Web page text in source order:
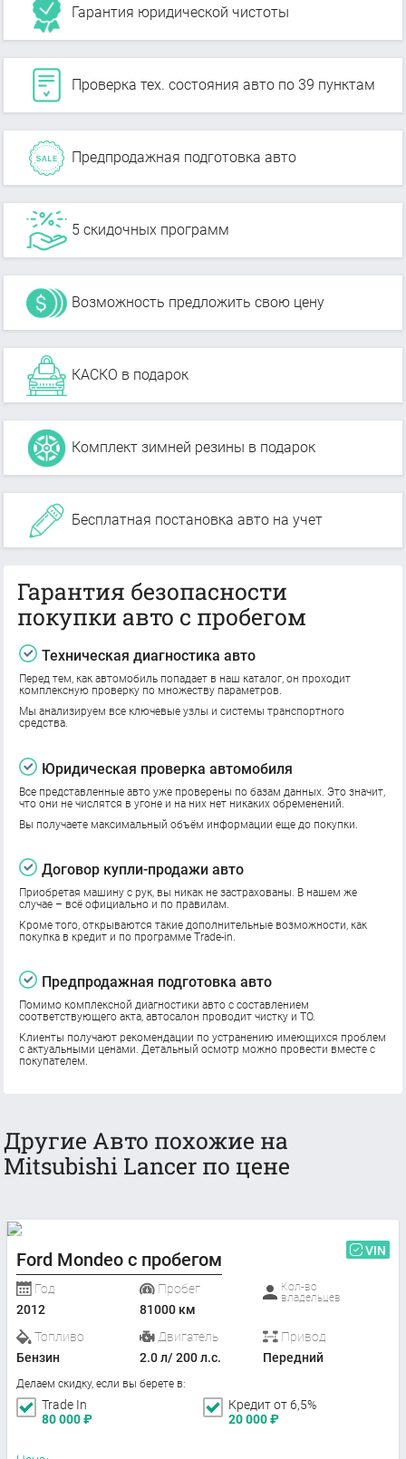
Гарантия юридической чистоты
Проверка тех. состояния авто по 39 пунктам
Предпродажная подготовка авто
5 скидочных программ
Возможность предложить свою цену
КАСКО в подарок
Комплект зимней резины в подарок
Бесплатная постановка авто на учет
Гарантия безопасности
покупки авто с пробегом
Техническая диагностика авто
Перед тем, как автомобиль попадает в наш каталог, он проходит
комплексную проверку по множеству параметров.
Мы анализируем все ключевые узлы и системы транспортного
средства.
Юридическая проверка автомобиля
Все представленные авто уже проверены по базам данных. Это значит,
что они не числятся в угоне и на них нет никаких обременений.
Вы получаете максимальный объём информации еще до покупки.
Договор купли-продажи авто
Приобретая машину с рук, вы никак не застрахованы. В нашем же
случае – всё официально и по правилам.
Кроме того, открываются такие дополнительные возможности, как
покупка в кредит и по программе Trade-in.
Предпродажная подготовка авто
Помимо комплексной диагностики авто с составлением
соответствующего акта, автосалон проводит чистку и ТО.
Клиенты получают рекомендации по устранению имеющихся проблем
с актуальными ценами. Детальный осмотр можно провести вместе с
покупателем.
Другие Авто похожие на
Mitsubishi Lancer по цене
Ford Mondeo с пробегом VIN
Год
2012
Пробег
81000 км
Кол-во
владельцев
Топливо
Бензин
Двигатель
2.0 л/ 200 л.с.
Привод
Передний
Делаем скидку, если вы берете в:
Trade In
80 000₽
Кредит от 6,5%
20 000₽